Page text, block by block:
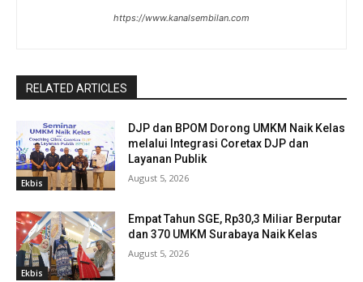
https://www.kanalsembilan.com
RELATED ARTICLES
Ekbis
DJP dan BPOM Dorong UMKM Naik Kelas
melalui Integrasi Coretax DJP dan
Layanan Publik
August 5, 2026
Ekbis
Empat Tahun SGE, Rp30,3 Miliar Berputar
dan 370 UMKM Surabaya Naik Kelas
August 5, 2026